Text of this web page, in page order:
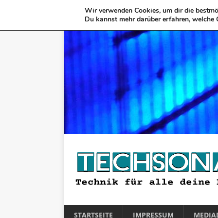
STARTSEITE IMPRESSUM
Wir verwenden Cookies, um dir die
Du kannst mehr darüber erfahren,